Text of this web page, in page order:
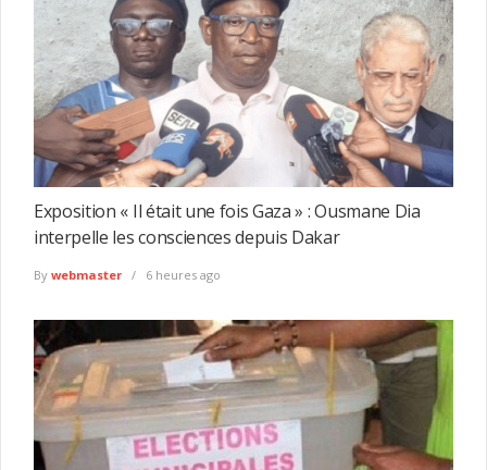
Exposition « Il était une fois Gaza » : Ousmane Dia
interpelle les consciences depuis Dakar
By webmaster 6 heures ago